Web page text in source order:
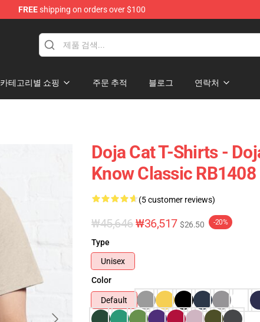
FREEshipping on orders over $100
카테고리별 쇼핑 주문 추적 블로그 연락처
Doja Cat T-Shirts -
Know Classic RB1408
(5 customer reviews)
₩45,646₩36,517 $26.50 -20%
Type
Unisex
Color
Default